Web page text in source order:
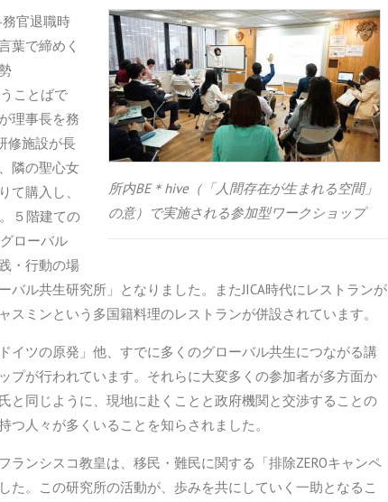
所内BE＊hive（「人間存在が生まれる空間」
の意）で実施される参加型ワークショップ
官退職時
葉で締めく
ことばで
理事長を務
修施設が長
隣の聖心女
て購入し、
５階建ての
ローバル
・行動の場
バル共生研究所」となりました。またJICA時代にレストランが
スミンという多国籍料理のレストランが併設されています。
イツの原発」他、すでに多くのグローバル共生につながる講
プが行われています。それらに大変多くの参加者が多方面か
と同じように、現地に赴くことと政府機関と交渉することの
つ人々が多くいることを知らされました。
ランシスコ教皇は、移民・難民に関する「排除ZEROキャンペ
た。この研究所の活動が、歩みを共にしていく一助となるこ